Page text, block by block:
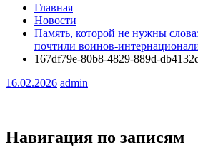
Главная
Новости
Память, которой не нужны
почтили воинов-
167df79e-80b8-4829-889d-
16.02.2026 admin
Навигация по записям